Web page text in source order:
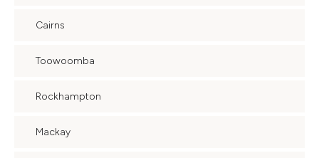
Cairns
Toowoomba
Rockhampton
Mackay